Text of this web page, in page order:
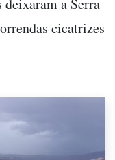
deixaram a Serra
cicatrizes